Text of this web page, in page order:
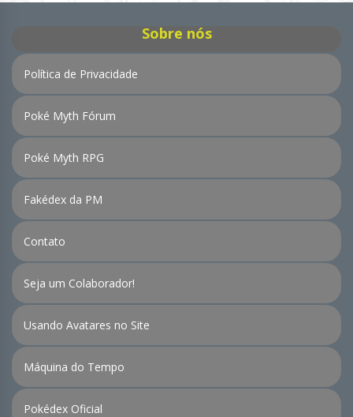
Sobre nós
Política de Privacidade
Poké Myth Fórum
Poké Myth RPG
Fakédex da PM
Contato
Seja um Colaborador!
Usando Avatares no Site
Máquina do Tempo
Pokédex Oficial